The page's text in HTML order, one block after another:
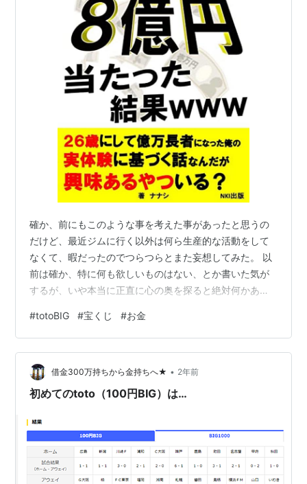
確か、前にもこのような事を考えた事があったと思うの
だけど、最近ジムに行く以外は何ら生産的な活動をして
なくて、暇だったのでつらつらとまた妄想してみた。 以
前は確か、特に何も欲しいものはない、とか書いた気が
するが、いや本当に正直に心の奥を探ると絶対何かある
提だが、僕は基本無職なのでお金は持ってない。 しかし
持ってないと言っても49歳にもなるので全く持ってない
という事はなく（大人になると不思議とお金が稼ぎやす
くなるのだ）、iPhoneくらい余裕で買えるくらいのお金
は持っているのだが、高級車を買ったり、家を買ったり
#totoBIG #宝くじ #お金
借金300万持ちから金持ちへ★ • 2年前
初めてのtoto（100円BIG）は…